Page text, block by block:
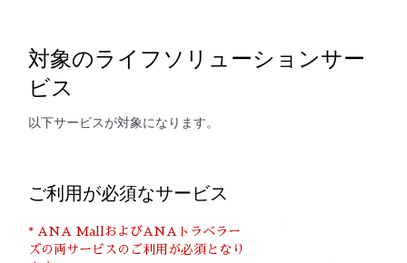
対象のライフソリューションサー
ビス
以下サービスが対象になります。
ご利用が必須なサービス
* ANA MallおよびANAトラベラー
ズの両サービスのご利用が必須となり